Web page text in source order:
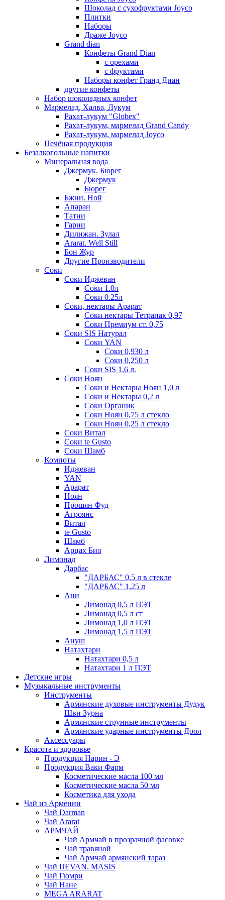
Шоколад с сухофруктами Joyco
Плитки
Наборы
Драже Joyco
Grand dian
Конфеты Grand Dian
с орехами
с фруктами
Наборы конфет Гранд Диан
другие конфеты
Набор шоколадных конфет
Мармелад, Халва, Лукум
Рахат-лукум "Globex"
Рахат-лукум, мармелад Grand Candy
Рахат-лукум, мармелад Joyco
Печёная продукция
Безалкогольные напитки
Минеральная вода
Джермук. Бюрег
Джермук
Бюрег
Бжни. Ной
Апаран
Татни
Гарни
Дилижан. Зулал
Ararat. Well Still
Бон Жур
Другие Производители
Соки
Соки Иджеван
Соки 1.0л
Соки 0.25л
Соки, нектары Арарат
Соки нектары Тетрапак 0,97
Соки Премиум ст. 0,75
Соки SIS Натурал
Соки YAN
Соки 0,930 л
Соки 0,250 л
Соки SIS 1,6 л.
Соки Ноян
Соки и Нектары Ноян 1,0 л
Соки и Нектары 0,2 л
Соки Органик
Соки Ноян 0,75 л стекло
Соки Ноян 0,25 л стекло
Соки Витал
Соки te Gusto
Соки Шамб
Компоты
Иджеван
YAN
Арарат
Ноян
Прошян Фуд
Агроянс
Витал
te Gusto
Шамб
Арцах Био
Лимонад
Дарбас
"ДАРБАС" 0,5 л в стекле
"ДАРБАС" 1,25 л
Ани
Лимонад 0,5 л ПЭТ
Лимонад 0,5 л ст
Лимонад 1,0 л ПЭТ
Лимонад 1,5 л ПЭТ
Ануш
Натахтари
Натахтари 0,5 л
Натахтари 1 л ПЭТ
Детские игры
Музыкальные инструменты
Инструменты
Армянские духовые инструменты Дудук
Шви Зурна
Армянские струнные инструменты
Армянские ударные инструменты Доол
Аксессуары
Красота и здоровье
Продукция Нарин - Э
Продукция Ваки Фарм
Косметические масла 100 мл
Косметические масла 50 мл
Косметика для ухода
Чай из Армении
Чай Darman
Чай Ararat
АРМЧАЙ
Чай Армчай в прозрачной фасовке
Чай травяной
Чай Армчай армянский тараз
Чай IJEVAN. MASIS
Чай Гюмри
Чай Нане
MEGA ARARAT